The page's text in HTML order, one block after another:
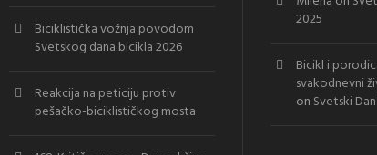
Biciklistička vožnja povodom
Svetskog dana bicikla 2026
Reakcija na peticiju protiv
pešačko-biciklističkog mosta
2025
Bicikl i
svakodnevni
on Svetski